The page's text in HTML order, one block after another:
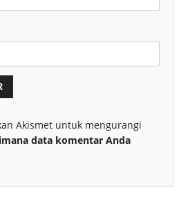
Akismet untuk mengurangi
data komentar Anda